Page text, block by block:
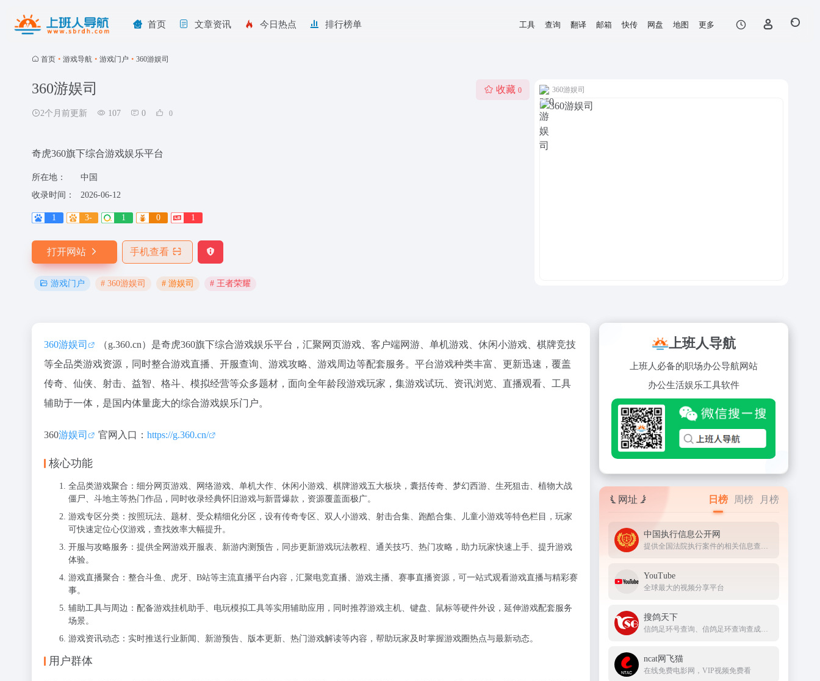
首页 文章资讯 今日热点 排行榜单 工具 查询 翻译 邮箱 快传 网盘 地图 更多
首页 • 游戏导航 • 游戏门户 • 360游娱司
360游娱司
2个月前更新 107 0 0
收藏 0
奇虎360旗下综合游戏娱乐平台
所在地：
中国
收录时间：
2026-06-12
1 3- 1 0 1
打开网站 手机查看
游戏门户 # 360游娱司 # 游娱司 # 王者荣耀
360游娱司
360游娱司
（g.360.cn）是奇虎360旗下综合游戏娱乐平台，汇聚网页游戏、客户端网游、单机游戏、休闲小游戏、棋牌竞技
等全品类游戏资源，同时整合游戏直播、开服查询、游戏攻略、游戏周边等配套服务。平台游戏种类丰富、更新迅速，覆盖
传奇、仙侠、射击、益智、格斗、模拟经营等众多题材，面向全年龄段游戏玩家，集游戏试玩、资讯浏览、直播观看、工具
辅助于一体，是国内体量庞大的综合游戏娱乐门户。
360游娱司 官网入口： https://g.360.cn/
核心功能
全品类游戏聚合：细分网页游戏、网络游戏、单机大作、休闲小游戏、棋牌游戏五大板块，囊括传奇、梦幻西游、生死狙击、植物大战
僵尸、斗地主等热门作品，同时收录经典怀旧游戏与新晋爆款，资源覆盖面极广。
游戏专区分类：按照玩法、题材、受众精细化分区，设有传奇专区、双人小游戏、射击合集、跑酷合集、儿童小游戏等特色栏目，玩家
可快速定位心仪游戏，查找效率大幅提升。
开服与攻略服务：提供全网游戏开服表、新游内测预告，同步更新游戏玩法教程、通关技巧、热门攻略，助力玩家快速上手、提升游戏
体验。
游戏直播聚合：整合斗鱼、虎牙、B站等主流直播平台内容，汇聚电竞直播、游戏主播、赛事直播资源，可一站式观看游戏直播与精彩赛
事。
辅助工具与周边：配备游戏挂机助手、电玩模拟工具等实用辅助应用，同时推荐游戏主机、键盘、鼠标等硬件外设，延伸游戏配套服务
场景。
游戏资讯动态：实时推送行业新闻、新游预告、版本更新、热门游戏解读等内容，帮助玩家及时掌握游戏圈热点与最新动态。
用户群体
上班人导航
上班人必备的职场办公导航网站
办公生活娱乐工具软件
网址 日榜 周榜 月榜
中国执行信息公开网
提供全国法院执行案件的相关信息查询服务
YouTube
全球最大的视频分享平台
搜鸽天下
信鸽足环号查询、信鸽足环查询查成绩、查信鸽成绩、足环、天落成绩、脚环！
ncat网飞猫
在线免费电影网，VIP视频免费看